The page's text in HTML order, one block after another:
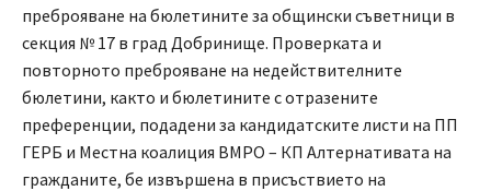
преброяване на бюлетините за общински съветници в
секция № 17 в град Добринище. Проверката и
повторното преброяване на недействителните
бюлетини, както и бюлетините с отразените
преференции, подадени за кандидатските листи на ПП
ГЕРБ и Местна коалиция ВМРО – КП Алтернативата на
гражданите, бе извършена в присъствието на